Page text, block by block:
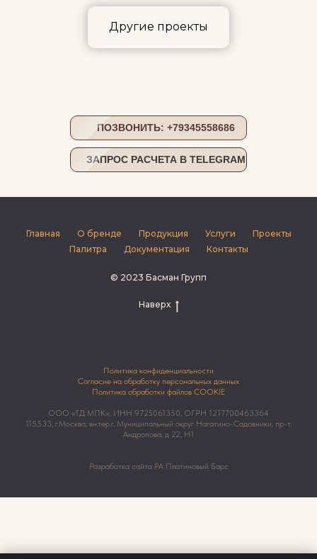
Другие проекты
ПОЗВОНИТЬ: +79345558686
ЗАПРОС РАСЧЕТА В TELEGRAM
Главная О бренде Продукция Услуги
Проекты
Палитра
Документация Контакты
© 2023 Басман Групп
Наверх
Политика конфиденциальности
Согласие на обработку персональных данных
Политика обработки файлов COOKIE
ООО «ТД МПК», ИНН 9725061350, ОГРН 1217700463364
115533, г.Москва, вн.тер.г. Муниципальный округ Нагатино-Садовники, пр-т.
Андропова, д 22, Н1
Разработка сайта РА Платиновый Барс